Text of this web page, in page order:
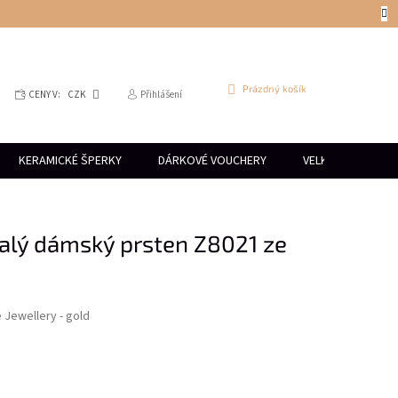
CENY V: CZK Přihlášení
NÁKUPNÍ
Prázdný košík
KERAMICKÉ ŠPERKY DÁRKOVÉ VOUCHERY VELKOOBCHOD
dámský prsten Z8021 ze
Jewellery - gold